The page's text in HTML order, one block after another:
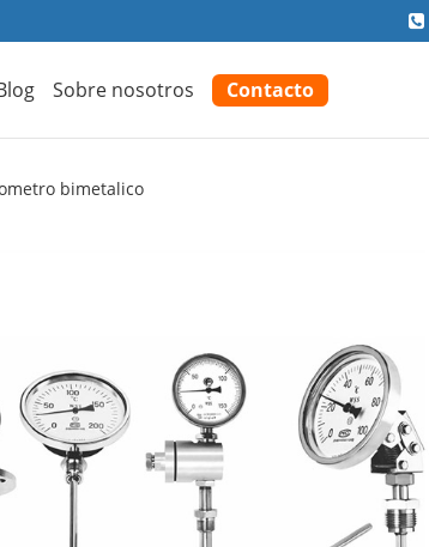
Sobre nosotros Contacto
bimetalico